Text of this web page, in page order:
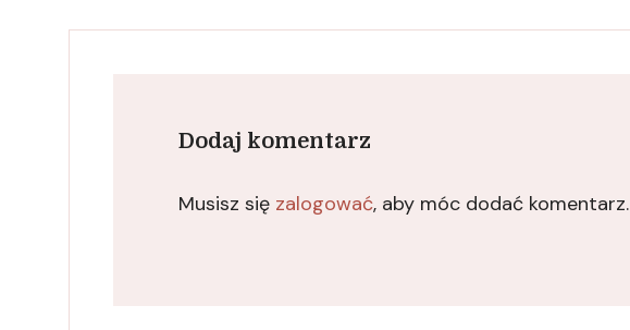
Dodaj komentarz
Musisz się zalogować, aby móc dodać komentarz.